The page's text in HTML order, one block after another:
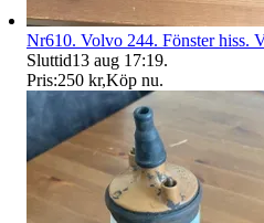
Nr610. Volvo 244. Fönster hiss.
Sluttid13 aug 17:19.
Pris:250 kr,Köp nu.